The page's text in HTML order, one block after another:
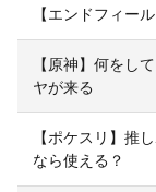
【エンドフィー
【原神】何をし
ヤが来る
【ポケスリ】推
なら使える？